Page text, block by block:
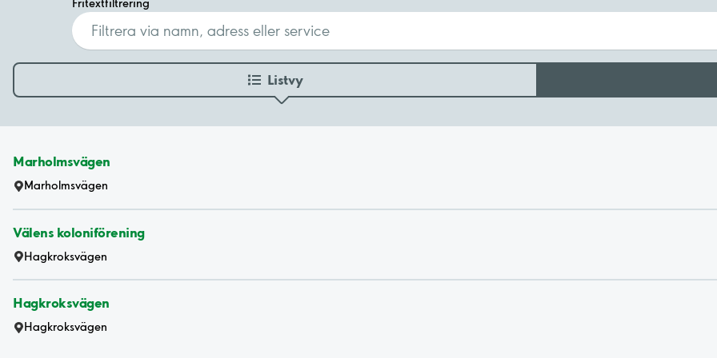
Fritextfiltrering
Listvy
Marholmsvägen
Marholmsvägen
Välens koloniförening
Hagkroksvägen
Hagkroksvägen
Hagkroksvägen